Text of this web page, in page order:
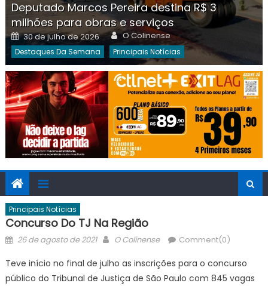
Deputado Marcos Pereira destina R$ 3
milhões para obras e serviços
Posted
on
30 de julho de 2026 Author
O Colinense
Destaques Da Semana Principais Notícias
Principais Notícias
Concurso Do TJ Na Região
Posted
26 de agosto de 2021 Author
O Colinense Comment(0)
Teve início no final de julho as inscrições para o concurso
público do Tribunal de Justiça de São Paulo com 845 vagas